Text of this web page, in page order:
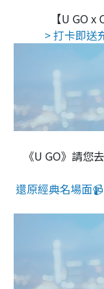
【U GO x
> 打卡即送
《U GO》請您
還原經典名場面